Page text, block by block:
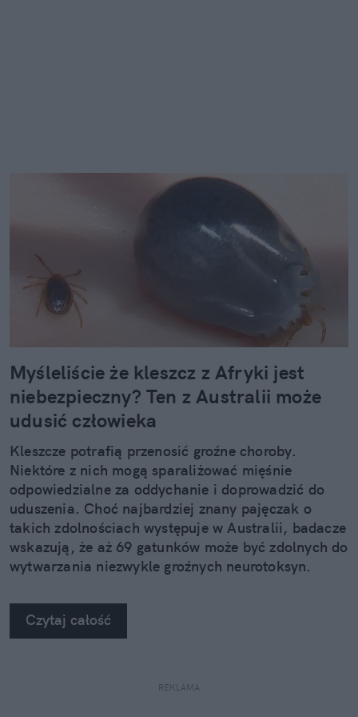
Myśleliście że kleszcz z Afryki jest
niebezpieczny? Ten z Australii może
udusić człowieka
Kleszcze potrafią przenosić groźne choroby.
Niektóre z nich mogą sparaliżować mięśnie
odpowiedzialne za oddychanie i doprowadzić do
uduszenia. Choć najbardziej znany pajęczak o
takich zdolnościach występuje w Australii, badacze
wskazują, że aż 69 gatunków może być zdolnych do
wytwarzania niezwykle groźnych neurotoksyn.
Czytaj całość
REKLAMA